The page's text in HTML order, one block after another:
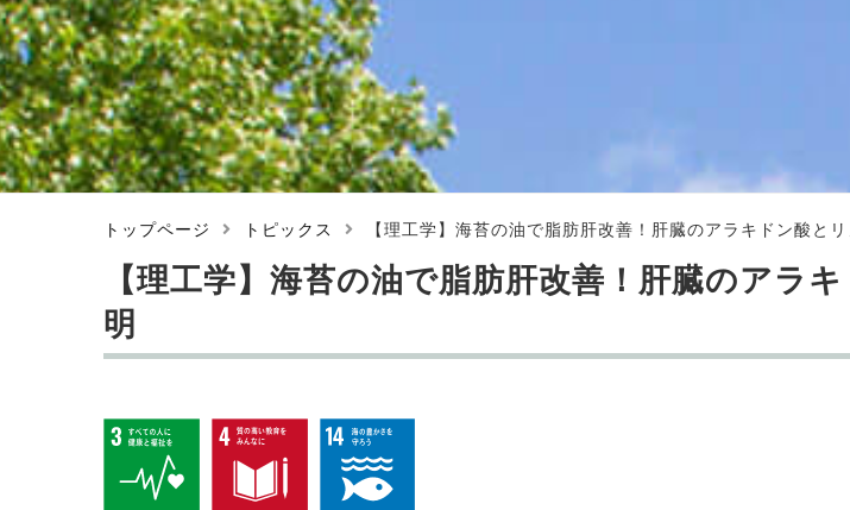
トップページ トピックス 【理工学】海苔の油で脂肪肝改善！肝臓のアラキドン酸と
【理工学】海苔の油で脂肪肝改善！肝臓のアラ
明